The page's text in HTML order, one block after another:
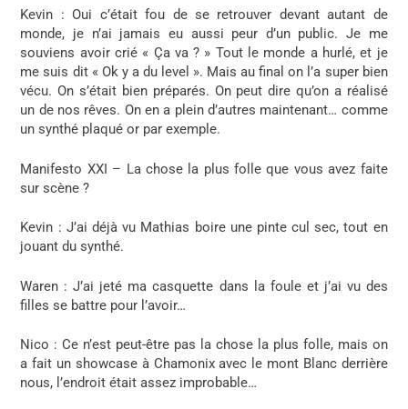
Kevin : Oui c’était fou de se retrouver devant autant de
monde, je n’ai jamais eu aussi peur d’un public. Je me
souviens avoir crié « Ça va ? » Tout le monde a hurlé, et je
me suis dit « Ok y a du level ». Mais au final on l’a super bien
vécu. On s’était bien préparés. On peut dire qu’on a réalisé
un de nos rêves. On en a plein d’autres maintenant… comme
un synthé plaqué or par exemple.
Manifesto XXI – La chose la plus folle que vous avez faite
sur scène ?
Kevin : J’ai déjà vu Mathias boire une pinte cul sec, tout en
jouant du synthé.
Waren : J’ai jeté ma casquette dans la foule et j’ai vu des
filles se battre pour l’avoir…
Nico : Ce n’est peut-être pas la chose la plus folle, mais on
a fait un showcase à Chamonix avec le mont Blanc derrière
nous, l’endroit était assez improbable…